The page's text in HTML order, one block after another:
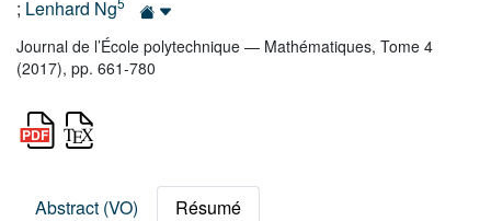
; Lenhard Ng
Journal de l’École polytechnique — Mathématiques, Tome 4
(2017), pp. 661-780
Abstract (VO) Résumé